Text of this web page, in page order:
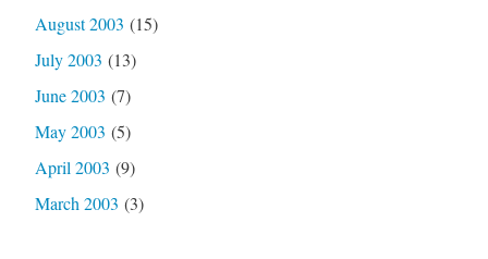
August 2003 (15)
July 2003 (13)
June 2003 (7)
May 2003 (5)
April 2003 (9)
March 2003 (3)